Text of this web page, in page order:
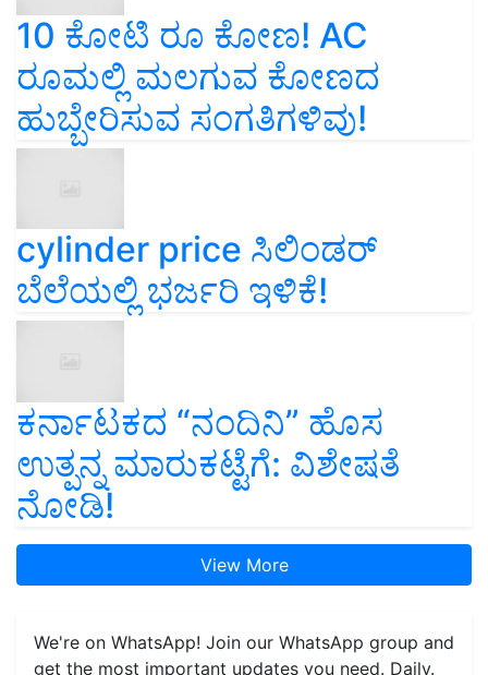
10 ಕೋಟಿ ರೂ ಕೋಣ! AC
ರೂಮಲ್ಲಿ ಮಲಗುವ ಕೋಣದ
ಹುಬ್ಬೇರಿಸುವ ಸಂಗತಿಗಳಿವು!
cylinder price ಸಿಲಿಂಡರ್‌
ಬೆಲೆಯಲ್ಲಿ ಭರ್ಜರಿ ಇಳಿಕೆ!
ಕರ್ನಾಟಕದ “ನಂದಿನಿ” ಹೊಸ
ಉತ್ಪನ್ನ ಮಾರುಕಟ್ಟೆಗೆ: ವಿಶೇಷತೆ
ನೋಡಿ!
View More
We're on WhatsApp! Join our WhatsApp group and
get the most important updates you need. Daily.